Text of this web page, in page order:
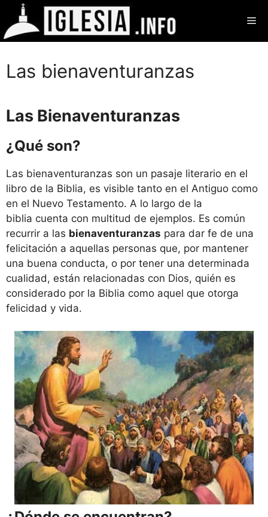
Saltar
contenido
Las bienaventuranzas
Las Bienaventuranzas
¿Qué son?
Las bienaventuranzas son un pasaje literario en el
libro de la Biblia, es visible tanto en el Antiguo como
en el Nuevo Testamento. A lo largo de la
biblia cuenta con multitud de ejemplos. Es común
recurrir a las bienaventuranzas para dar fe de una
felicitación a aquellas personas que, por mantener
una buena conducta, o por tener una determinada
cualidad, están relacionadas con Dios, quién es
considerado por la Biblia como aquel que otorga
felicidad y vida.